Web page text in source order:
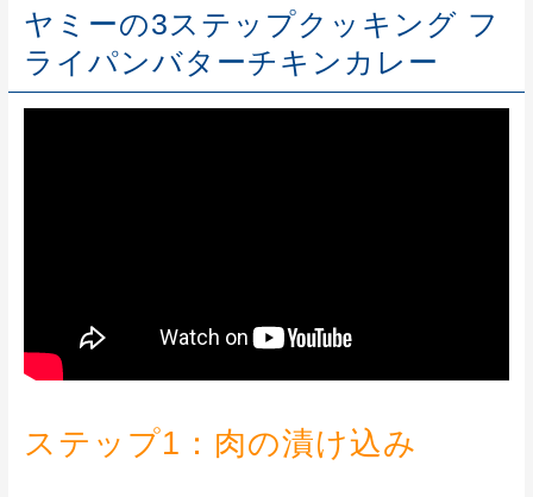
ヤミーの3ステップクッキング フ
ライパンバターチキンカレー
ステップ1：肉の漬け込み